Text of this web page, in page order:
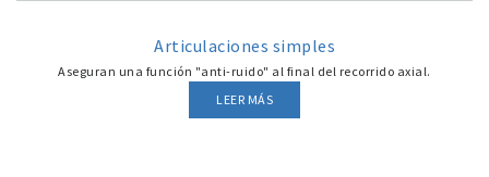
Articulaciones simples
Aseguran una función "anti-ruido" al final del recorrido axial.
LEER MÁS